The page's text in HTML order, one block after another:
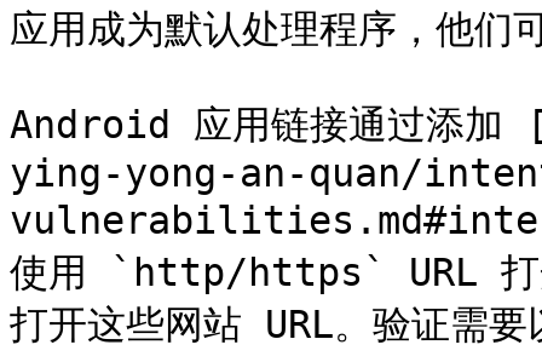
应用成为默认处理程序，他们
Android 应用链接通过添
ying-yong-an-quan/
使用 `http/https` URL 打开
打开这些网站 URL。验证需要